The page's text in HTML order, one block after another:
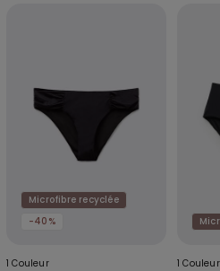
Microfibre recyclée
-40%
1 Couleur 1 Couleur